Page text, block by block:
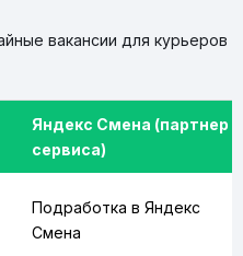
вакансии для курьеров
Яндекс Смена (партнер
сервиса)
Подработка в Яндекс
Смена